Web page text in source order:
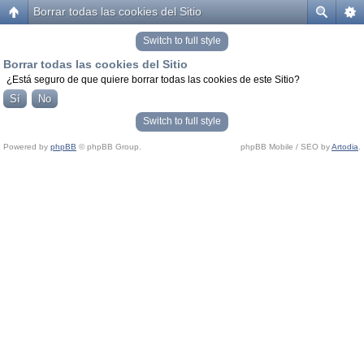
Borrar todas las cookies del Sitio
Switch to full style
Borrar todas las cookies del Sitio
¿Está seguro de que quiere borrar todas las cookies de este Sitio?
Switch to full style
Powered by phpBB © phpBB Group. phpBB Mobile / SEO byArtodia